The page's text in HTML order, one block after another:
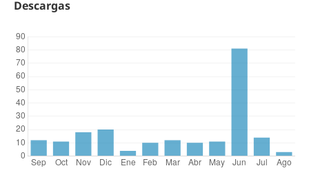
Descargas